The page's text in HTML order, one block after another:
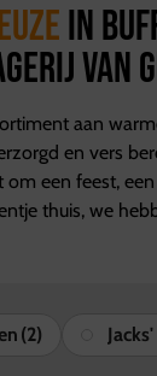
in
van
aan
en vers
om een feest,
thuis, we
(2)